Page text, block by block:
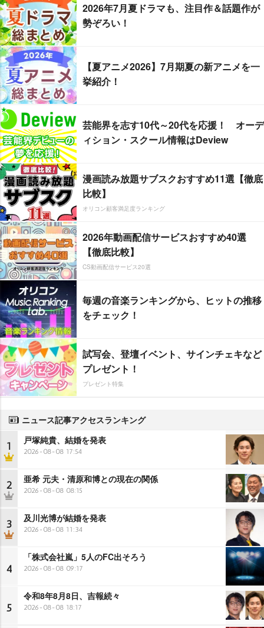
2026年7月夏ドラマも、注目作＆話題作が
勢ぞろい！
【夏アニメ2026】7月期夏の新アニメを一
挙紹介！
芸能界を志す10代～20代を応援！ オーデ
ィション・スクール情報はDeview
漫画読み放題サブスクおすすめ11選【徹底
比較】
オリコン顧客満足度ランキング
2026年動画配信サービスおすすめ40選
【徹底比較】
CS動画配信サービス20選
毎週の音楽ランキングから、ヒットの推移
をチェック！
試写会、登壇イベント、サインチェキなど
プレゼント！
プレゼント特集
ニュース記事アクセスランキング
1 戸塚純貴、結婚を発表
2026-08-08 17:54
2 亜希 元夫・清原和博との現在の関係
2026-08-08 08:15
3 及川光博が結婚を発表
2026-08-08 11:34
4
「株式会社嵐」5人のFC出そろう
2026-08-08 09:17
5
令和8年8月8日、吉報続々
2026-08-08 18:17